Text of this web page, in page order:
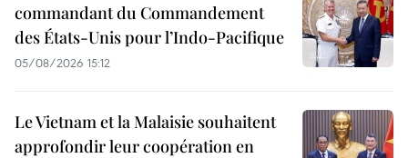
commandant du Commandement
des États-Unis pour l’Indo-Pacifique
05/08/2026 15:12
Le Vietnam et la Malaisie souhaitent
approfondir leur coopération en